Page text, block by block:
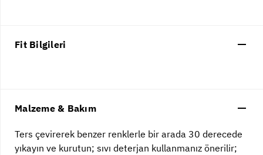
Fit Bilgileri
Malzeme & Bakım
Ters çevirerek benzer renklerle bir arada 30 derecede
yıkayın ve kurutun; sıvı deterjan kullanmanız önerilir;